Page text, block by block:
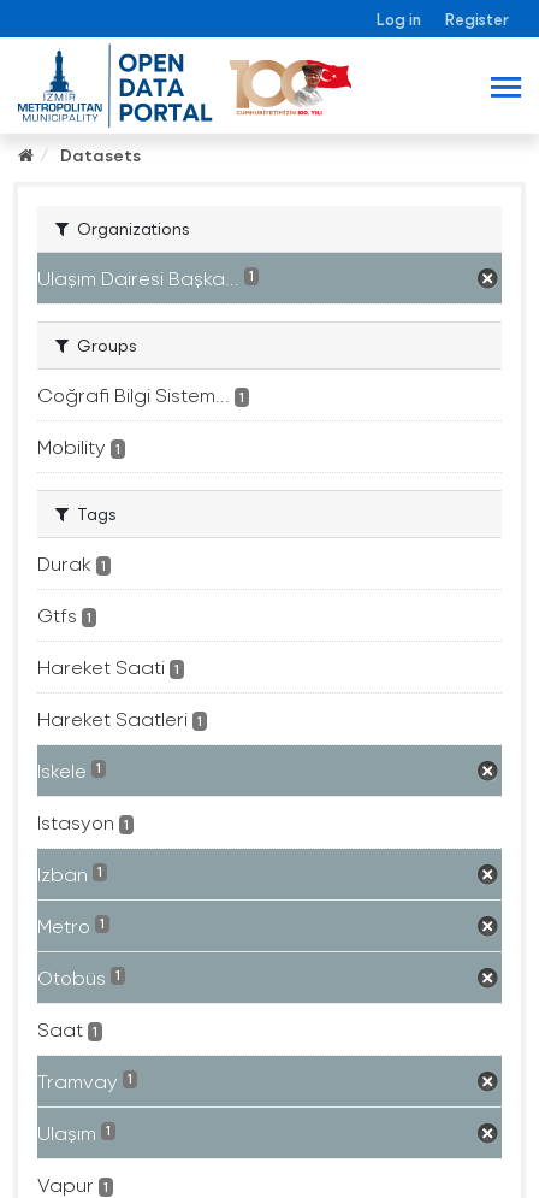
Log in Register
Datasets
Organizations
Ulaşım Dairesi Başka... 1
Groups
Coğrafi Bilgi Sistem... 1
Mobility 1
Tags
Durak 1
Gtfs 1
Hareket Saati 1
Hareket Saatleri 1
Iskele 1
Istasyon 1
Izban 1
Metro 1
Otobüs 1
Saat 1
Tramvay 1
Ulaşım 1
Vapur 1